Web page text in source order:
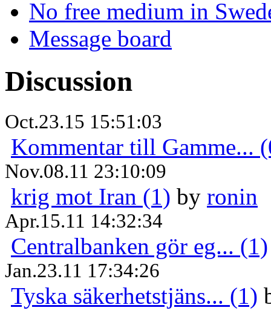
No free medium in
Message board
Discussion
Oct.23.15 15:51:03
Kommentar till Gamme...
Nov.08.11 23:10:09
krig mot Iran (1) by ronin
Apr.15.11 14:32:34
Centralbanken gör eg... (1)
Jan.23.11 17:34:26
Tyska säkerhetstjäns... (1)